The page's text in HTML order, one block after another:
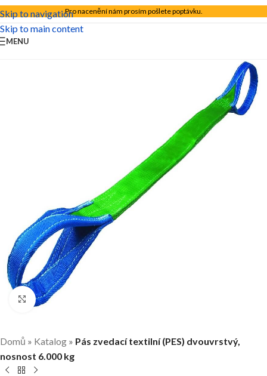
Skip to navigation
Skip to main content
Pro nacenění nám prosím pošlete poptávku.
MENU
Klikni pro zvětšení
Domů » Katalog » Pás zvedací textilní (PES) dvouvrstvý,
nosnost 6.000 kg